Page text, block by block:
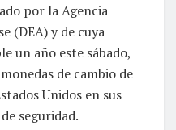
por la Agencia
(DEA) y de cuya
un año este sábado,
de cambio de
Unidos en sus
seguridad.